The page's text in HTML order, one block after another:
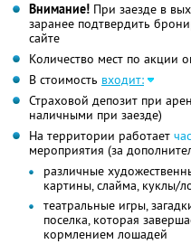
Внимание! При заезде в
заранее подтвердить
сайте
Количество мест по акции
В стоимость входит:
Страховой депозит при
наличными при заезде)
На территории работает
мероприятия (за
различные
картины, слайма, куклы/
театральные игры,
поселка, которая
кормлением лошадей